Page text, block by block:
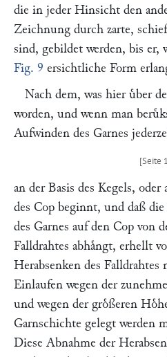
die in jeder Hinsicht den
Zeichnung durch zarte,
sind, gebildet werden, bis er,
Fig. 9 ersichtliche Form
Nach dem, was hier uͤber
worden, und wenn man
Aufwinden des Garnes
an der Basis des Kegels,
des Cop beginnt, und daß
des Garnes auf den Cop von
Falldrahtes abhaͤngt, erhellt
Herabsenken des Falldrahtes
Einlaufen wegen der
und wegen der groͤßeren
Garnschichte gelegt werden
Diese Abnahme der